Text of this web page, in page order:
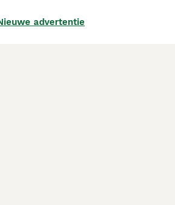
advertentie